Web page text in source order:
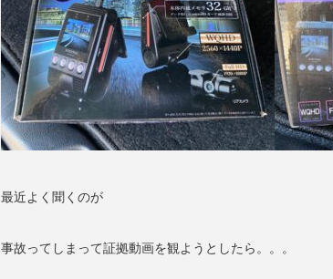
最近よく聞くのが
事故ってしまって証拠動画を観ようとしたら。。。